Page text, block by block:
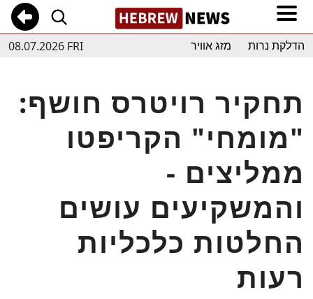
08.07.2026 FRI הדלקת נרות מזג אוויר
תחקיר רויטרס חושף:
"מומחי" הקריפטו
ממליצים -
והמשקיעים עושים
החלטות כלכליות
רעות